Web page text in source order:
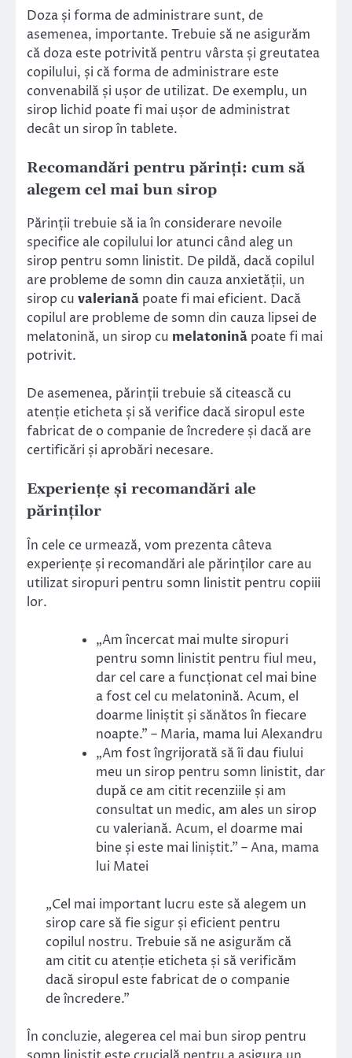
Doza și forma de administrare sunt, de
asemenea, importante. Trebuie să ne asigurăm
că doza este potrivită pentru vârsta și greutatea
copilului, și că forma de administrare este
convenabilă și ușor de utilizat. De exemplu, un
sirop lichid poate fi mai ușor de administrat
decât un sirop în tablete.
Recomandări pentru părinți: cum să
alegem cel mai bun sirop
Părinții trebuie să ia în considerare nevoile
specifice ale copilului lor atunci când aleg un
sirop pentru somn linistit. De pildă, dacă copilul
are probleme de somn din cauza anxietății, un
sirop cu valeriană poate fi mai eficient. Dacă
copilul are probleme de somn din cauza lipsei de
melatonină, un sirop cu melatonină poate fi mai
potrivit.
De asemenea, părinții trebuie să citească cu
atenție eticheta și să verifice dacă siropul este
fabricat de o companie de încredere și dacă are
certificări și aprobări necesare.
Experiențe și recomandări ale
părinților
În cele ce urmează, vom prezenta câteva
experiențe și recomandări ale părinților care au
utilizat siropuri pentru somn linistit pentru copiii
lor.
„Am încercat mai multe siropuri
pentru somn linistit pentru fiul meu,
dar cel care a funcționat cel mai bine
a fost cel cu melatonină. Acum, el
doarme liniștit și sănătos în fiecare
noapte.” – Maria, mama lui Alexandru
„Am fost îngrijorată să îi dau fiului
meu un sirop pentru somn linistit, dar
după ce am citit recenziile și am
consultat un medic, am ales un sirop
cu valeriană. Acum, el doarme mai
bine și este mai liniștit.” – Ana, mama
lui Matei
„Cel mai important lucru este să alegem un
sirop care să fie sigur și eficient pentru
copilul nostru. Trebuie să ne asigurăm că
am citit cu atenție eticheta și să verificăm
dacă siropul este fabricat de o companie
de încredere.”
În concluzie, alegerea cel mai bun sirop pentru